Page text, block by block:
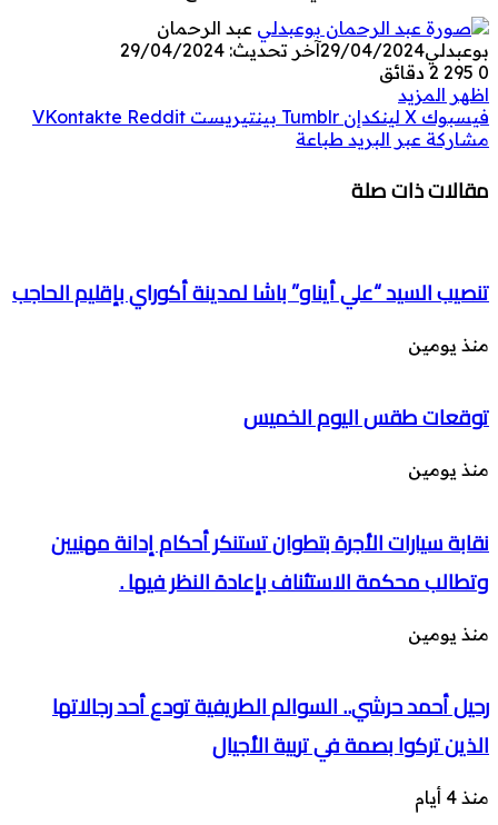
عبد الرحمان
بوعبدلي29/04/2024آخر تحديث: 29/04/2024
0
2 دقائق
اظهر المزيد
فيسبوك ‫X لينكدإن بينتيريست
مشاركة عبر البريد طباعة
مقالات ذات صلة
تنصيب السيد “علي أيناو” باشا لمدينة أكوراي بإقليم الحاجب
منذ يومين
توقعات طقس اليوم الخميس
منذ يومين
نقابة سيارات الأجرة بتطوان تستنكر أحكام إدانة مهنيين
وتطالب محكمة الاستئناف بإعادة النظر فيها .
منذ يومين
رحيل أحمد حرشي.. السوالم الطريفية تودع أحد رجالاتها
الذين تركوا بصمة في تربية الأجيال
منذ 4 أيام